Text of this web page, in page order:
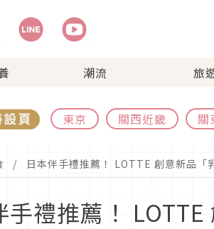
潮流 旅
東京 關西近畿 關
日本伴手禮推薦！ LOTTE 創意新品「
手禮推薦！